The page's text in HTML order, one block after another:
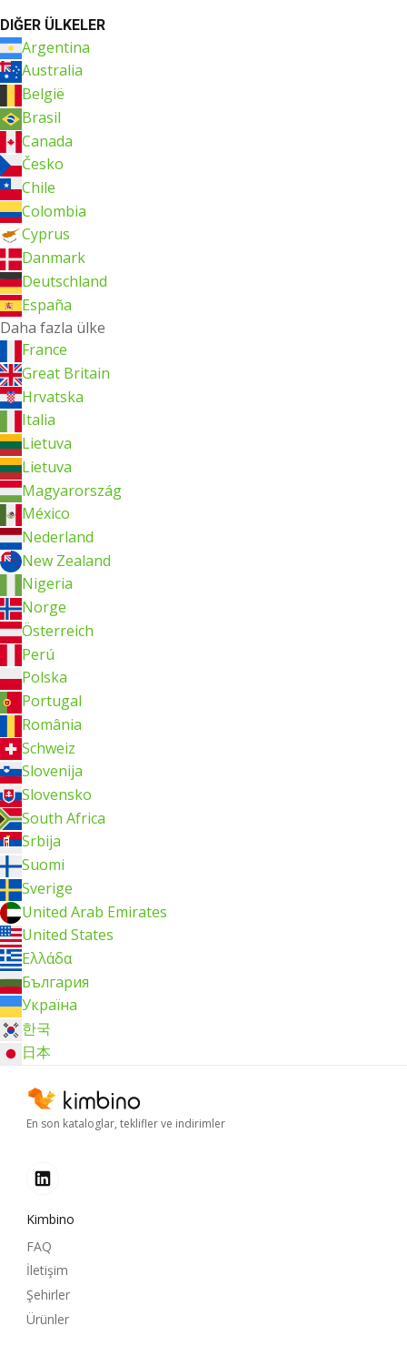
DIĞER ÜLKELER
Argentina
Australia
België
Brasil
Canada
Česko
Chile
Colombia
Cyprus
Danmark
Deutschland
España
Daha fazla ülke
France
Great Britain
Hrvatska
Italia
Lietuva
Lietuva
Magyarország
México
Nederland
New Zealand
Nigeria
Norge
Österreich
Perú
Polska
Portugal
România
Schweiz
Slovenija
Slovensko
South Africa
Srbija
Suomi
Sverige
United Arab Emirates
United States
Ελλάδα
България
Україна
한국
日本
En son kataloglar, teklifler ve indirimler
Kimbino
FAQ
İletişim
Şehirler
Ürünler